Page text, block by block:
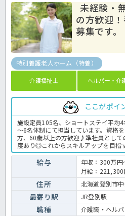
未経験・
の方歓迎
募集です。
特別養護老人ホーム（特養）
介護福祉士 ヘルパー・介
ここがポイ
施設定員105名、ショートステイ平均
～6名体制にて担当しています。資格
方、60歳以上の方歓迎♪準社員として
度あり◎これからスキルアップを目指
よ！ご興味のある方はお気軽にお問
での介護業務全般です。 ＜介護職
給与
年収：300万
月給：
住所 北海道登別市
最寄り駅 JR登別駅
職種 介護職・ヘル